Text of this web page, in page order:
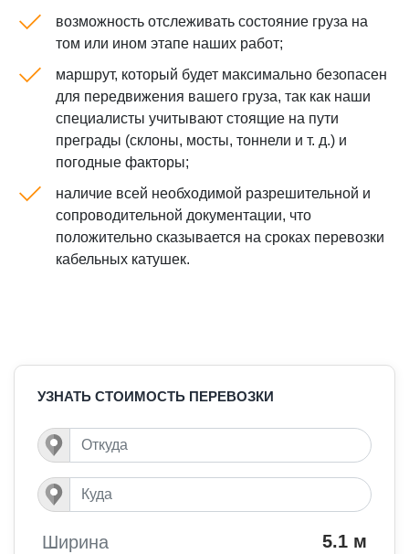
возможность отслеживать состояние груза на
том или ином этапе наших работ;
маршрут, который будет максимально безопасен
для передвижения вашего груза, так как наши
специалисты учитывают стоящие на пути
преграды (склоны, мосты, тоннели и т. д.) и
погодные факторы;
наличие всей необходимой разрешительной и
сопроводительной документации, что
положительно сказывается на сроках перевозки
кабельных катушек.
УЗНАТЬ СТОИМОСТЬ ПЕРЕВОЗКИ
Ширина 5.1 м